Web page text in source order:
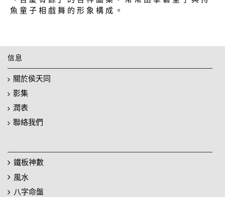
魚 童 子 相 戲 舞 的 形 象 構 成 。
信息
關於侯天同
影集
潤表
聯絡我們
鐵板神數
風水
八字命盤